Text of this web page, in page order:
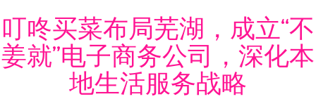
叮咚买菜布局芜湖，成立“不
姜就”电子商务公司，深化本
地生活服务战略